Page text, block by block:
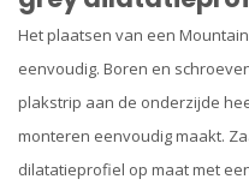
Het plaatsen van een
eenvoudig. Boren en
plakstrip aan de onderzijde
monteren eenvoudig maakt.
dilatatieprofiel op maat met